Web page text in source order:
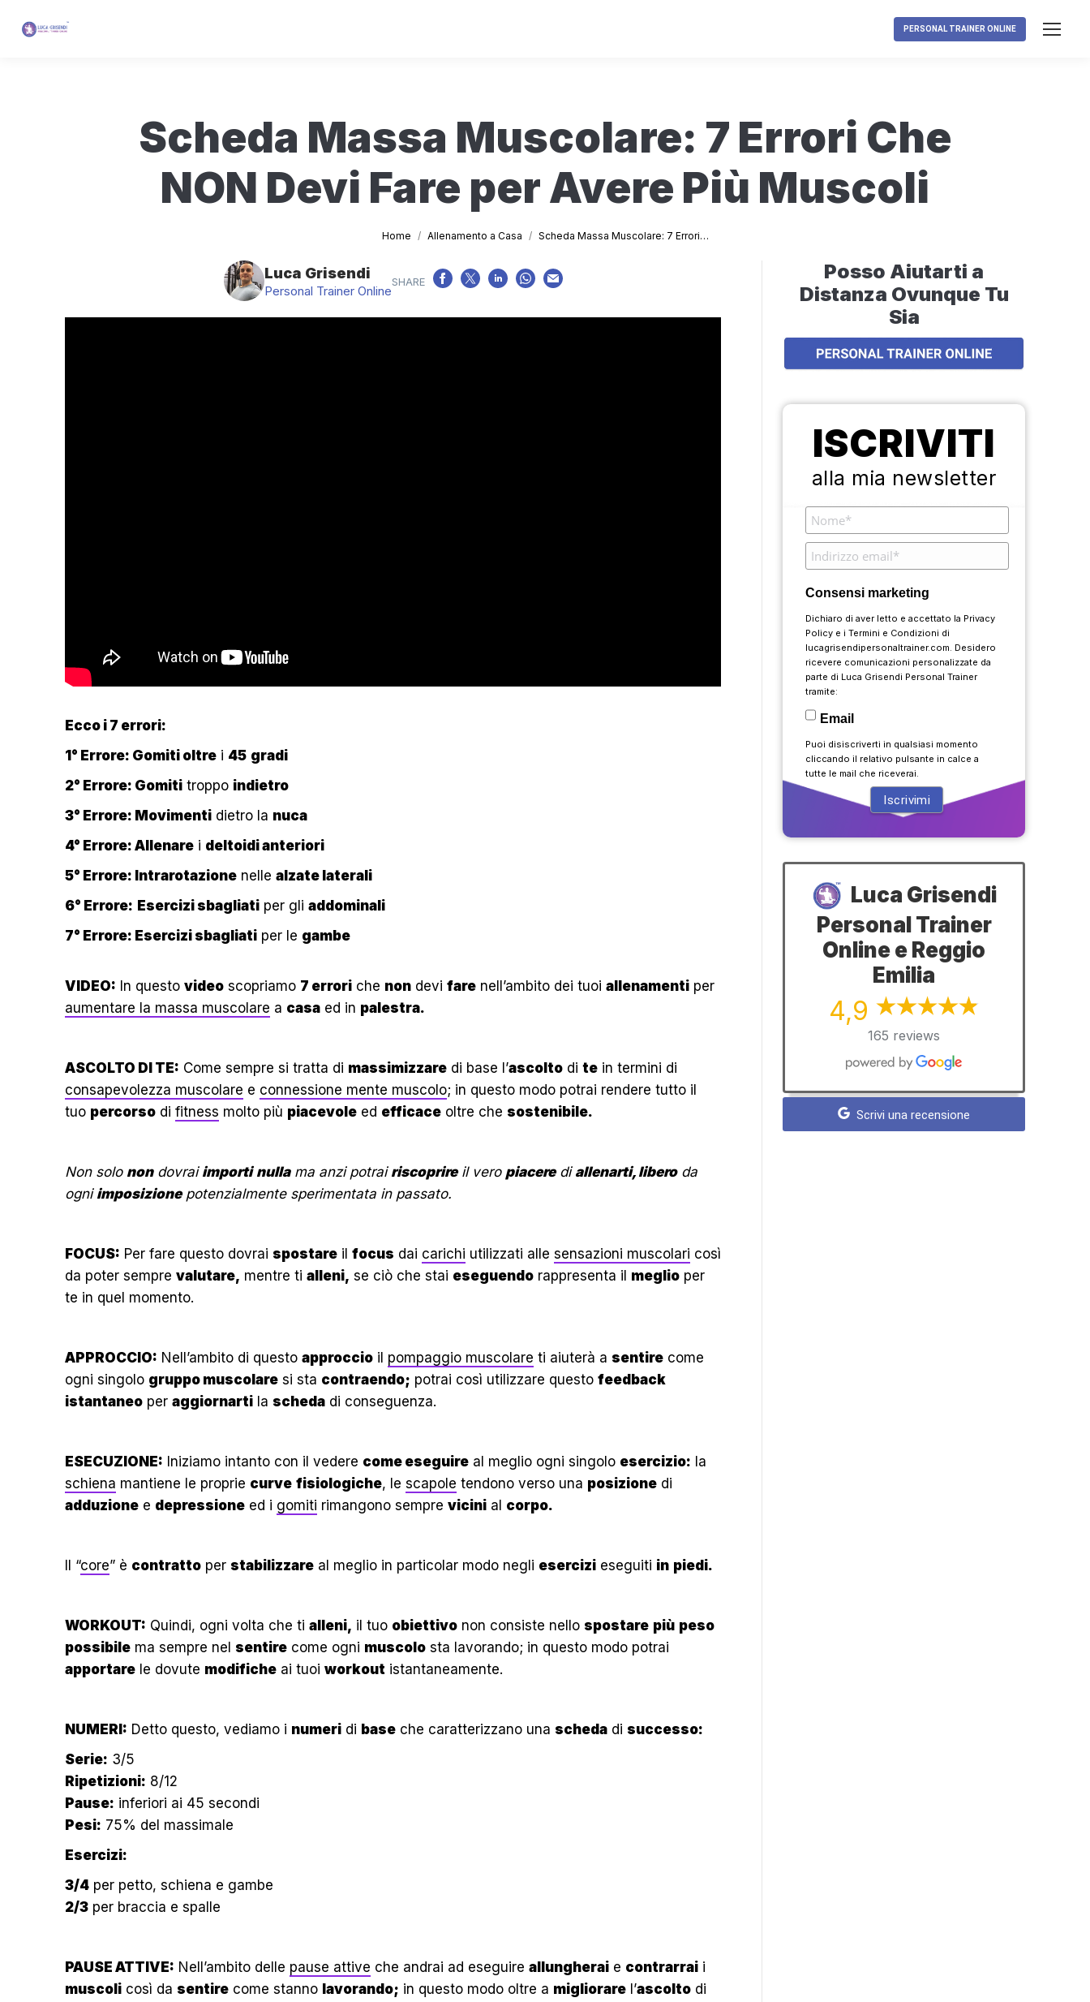
PERSONAL TRAINER ONLINE
Scheda Massa Muscolare: 7 Errori Che
NON Devi Fare per Avere Più Muscoli
Tu sei qui:
Home Allenamento a Casa Scheda Massa Muscolare: 7 Errori…
Luca Grisendi
Personal Trainer Online
Ecco i 7 errori:
1° Errore: Gomiti oltre i 45 gradi
2° Errore: Gomiti troppo indietro
3° Errore: Movimenti dietro la nuca
4° Errore: Allenare i deltoidi anteriori
5° Errore: Intrarotazione nelle alzate laterali
6° Errore: Esercizi sbagliati per gli addominali
7° Errore: Esercizi sbagliati per le gambe
VIDEO: In questo video scopriamo 7 errori che non devi fare nell’ambito dei tuoi allenamenti per
aumentare la massa muscolare a casa ed in palestra.
ASCOLTO DI TE: Come sempre si tratta di massimizzare di base l’ascolto di te in termini di
consapevolezza muscolare e connessione mente muscolo; in questo modo potrai rendere tutto il
tuo percorso di fitness molto più piacevole ed efficace oltre che sostenibile.
Non solo nondovrai importi nullama anzi potrai riscoprireil vero piaceredi allenarti, liberoda
ogni imposizionepotenzialmente sperimentata in passato.
FOCUS: Per fare questo dovrai spostare il focus dai carichi utilizzati alle sensazioni muscolari così
da poter sempre valutare, mentre ti alleni, se ciò che stai eseguendo rappresenta il meglio per
te in quel momento.
APPROCCIO: Nell’ambito di questo approccio il pompaggio muscolare ti aiuterà a sentire come
ogni singolo gruppo muscolare si sta contraendo; potrai così utilizzare questo feedback
istantaneo per aggiornarti la scheda di conseguenza.
ESECUZIONE: Iniziamo intanto con il vedere come eseguire al meglio ogni singolo esercizio: la
schiena mantiene le proprie curve fisiologiche, le scapole tendono verso una posizione di
adduzione e depressione ed i gomiti rimangono sempre vicini al corpo.
Il “core” è contratto per stabilizzare al meglio in particolar modo negli esercizi eseguiti in piedi.
WORKOUT: Quindi, ogni volta che ti alleni, il tuo obiettivo non consiste nello spostare più peso
possibile ma sempre nel sentire come ogni muscolo sta lavorando; in questo modo potrai
apportare le dovute modifiche ai tuoi workout istantaneamente.
NUMERI: Detto questo, vediamo i numeri di base che caratterizzano una scheda di successo:
Serie: 3/5
Ripetizioni: 8/12
Pause: inferiori ai 45 secondi
Pesi: 75% del massimale
Esercizi:
3/4 per petto, schiena e gambe
2/3 per braccia e spalle
PAUSE ATTIVE: Nell’ambito delle pause attive che andrai ad eseguire allungherai e contrarrai i
muscoli così da sentire come stanno lavorando; in questo modo oltre a migliorare l’ascolto di
Posso Aiutarti a
Distanza Ovunque Tu
Sia
ISCRIVITI
alla mia newsletter
Consensi marketing
Dichiaro di aver letto e accettato la Privacy
Policye i Termini e Condizioni di
lucagrisendipersonaltrainer.com. Desidero
ricevere comunicazioni personalizzate da
parte di Luca Grisendi Personal Trainer
tramite:
Email
Puoi disiscriverti in qualsiasi momento
cliccando il relativo pulsante in calce a
tutte le mail che riceverai.
Luca Grisendi
Personal Trainer
Online e Reggio
Emilia
4,9
165 reviews
Scrivi una recensione